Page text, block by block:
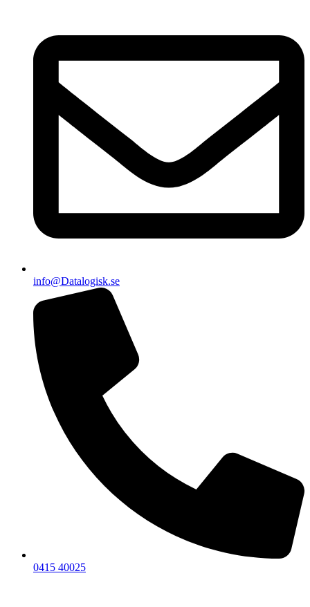
info@Datalogisk.se
0415 40025